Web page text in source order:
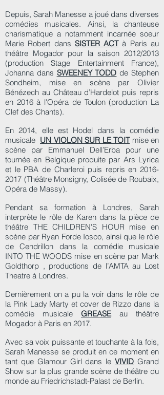
Depuis, Sarah Manesse a joué dans diverses
comédies musicales. Ainsi, la chanteuse
charismatique a notamment incarnée soeur
Marie Robert dans SISTER ACTà Paris au
théâtre Mogador pour la saison 2012/2013
(production Stage Entertainment France),
Johanna dans SWEENEY TODD de Stephen
Sondheim, mise en scène par Olivier
Bénézech au Château d’Hardelot puis repris
en 2016 à l'Opéra de Toulon (production La
Clef des Chants).
En 2014, elle est Hodel dans la comédie
musicale UN VIOLON SUR LE TOITmise en
scène par Emmanuel Dell’Erba pour une
tournée en Belgique produite par Ars Lyrica
et le PBA de Charleroi puis repris en 2016-
2017 (Théâtre Monsigny, Colisée de Roubaix,
Opéra de Massy).
Pendant sa formation à Londres, Sarah
interprète le rôle de Karen dans la pièce de
théâtre THE CHILDREN'S HOUR mise en
scène par Ryan Forde Iosco, ainsi que le rôle
de Cendrillon dans la comédie musicale
INTO THE WOODS mise en scène par Mark
Goldthorp , productions de l’AMTA au Lost
Theatre à Londres.
Dernièrement on a pu la voir dans le rôle de
la Pink Lady Marty et cover de Rizzo dans la
comédie musicale GREASEau théâtre
Mogador à Paris en 2017.
Avec sa voix puissante et touchante à la fois,
Sarah Manesse se produit en ce moment en
tant que Glamour Girl dans leVIVID Grand
Show sur la plus grande scène de théâtre du
monde au Friedrichstadt-Palast de Berlin.